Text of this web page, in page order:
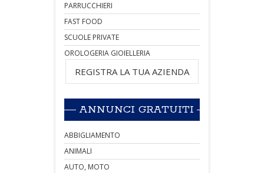
PARRUCCHIERI
FAST FOOD
SCUOLE PRIVATE
OROLOGERIA GIOIELLERIA
REGISTRA LA TUA AZIENDA
ANNUNCI GRATUITI
ABBIGLIAMENTO
ANIMALI
AUTO, MOTO